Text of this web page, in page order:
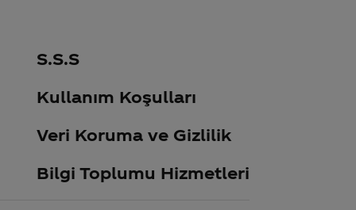
S.S.S
Kullanım Koşulları
Veri Koruma ve Gizlilik
Bilgi Toplumu Hizmetleri